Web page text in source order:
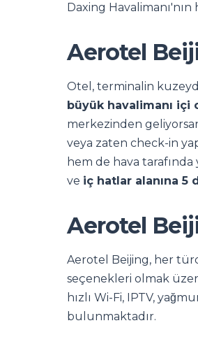
Daxing
Aerotel
Otel, terminalin
büyük havalimanı içi
merkezinden
veya zaten check-in
hem de hava
ve iç hatlar alanına 5
Aerotel
Aerotel Beijing, her
seçenekleri olmak
hızlı Wi-Fi, IPTV,
bulunmaktadır.